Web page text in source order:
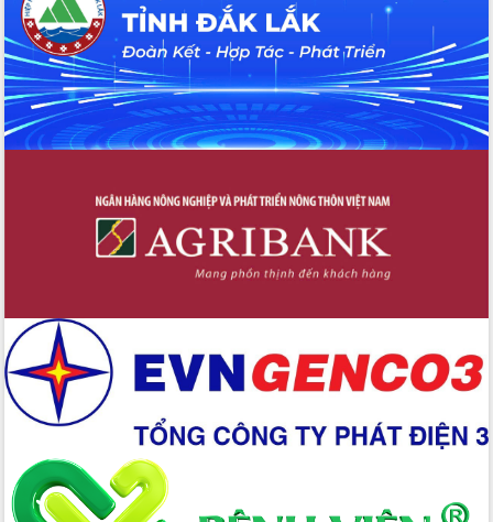
Ngày hội bầu cử đại biểu Quốc hội
khóa XVI và HĐND các cấp nhiệm kỳ
2026-2031
Đảm bảo cuộc bầu cử đại biểu Quốc
hội và đại biểu HĐND các cấp diễn ra
an toàn, hiệu quả, đúng quy định
Thủ tướng Chính phủ Phạm Minh Chính
án cao tốc và thăm khu tái định cư tại
Sôi nổi Hội đua ngựa truyền thống Gò
Thì Thùng mừng Xuân Bính Ngọ 2026
tại Đập Đồng Cam đầu Xuân Bính Ngọ
Ngành nông nghiệp phấn đấu tăng
trưởng đạt 5,86% trong năm 2026
UBND tỉnh Đắk Lắk triển khai công tác
quốc phòng, quân sự địa phương năm
Đắk Lắk tập trung toàn lực khắc phục
tồn tại IUU, sẵn sàng làm việc với
Đoàn thanh tra EC